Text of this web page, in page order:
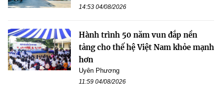
14:53 04/08/2026
Hành trình 50 năm vun đắp nền
tảng cho thế hệ Việt Nam khỏe mạnh
hơn
Uyên Phương
11:59 04/08/2026